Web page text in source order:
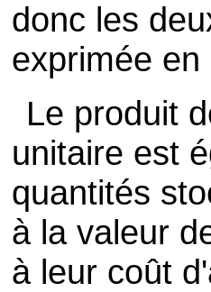
donc les
exprimée
Le produit
unitaire est
quantités
à la valeur
à leur coût